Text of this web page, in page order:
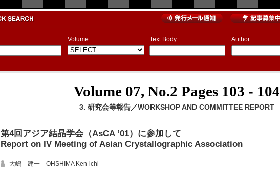
Volume Text Body Author
Volume 07, No.2 Pages 103 - 104
3. 研究会等報告／WORKSHOP AND COMMITTEE REPORT
第4回アジア結晶学会（AsCA ’01）に参加して
Report on IV Meeting of Asian Crystallographic Association
大嶋 建一 OHSHIMA Ken-ichi